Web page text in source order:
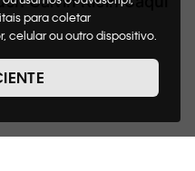
para coletar
celular ou outro dispositivo.
usaremos e quais
os dados
você visita nosso site,
específica para